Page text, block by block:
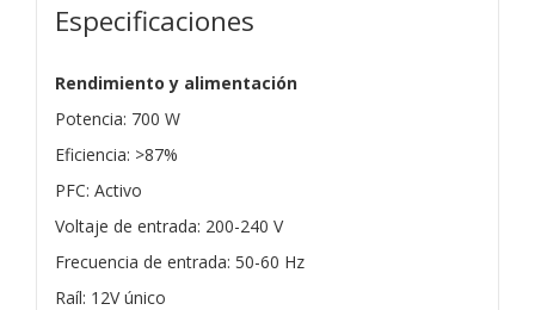
Especificaciones
Rendimiento y alimentación
Potencia: 700 W
Eficiencia: >87%
PFC: Activo
Voltaje de entrada: 200-240 V
Frecuencia de entrada: 50-60 Hz
Raíl: 12V único